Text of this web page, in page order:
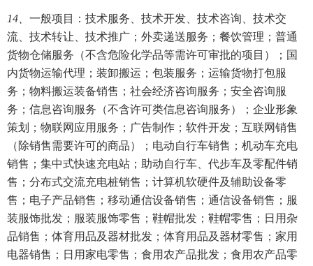
14、 一般项目：技术服务、技术开发、技术咨询、技术交
流、技术转让、技术推广；外卖递送服务；餐饮管理；普通
货物仓储服务（不含危险化学品等需许可审批的项目）；国
内货物运输代理；装卸搬运；包装服务；运输货物打包服
务；物料搬运装备销售；社会经济咨询服务；安全咨询服
务；信息咨询服务（不含许可类信息咨询服务）；企业形象
策划；物联网应用服务；广告制作；软件开发；互联网销售
（除销售需要许可的商品）；电动自行车销售；机动车充电
销售；集中式快速充电站；助动自行车、代步车及零配件销
售；分布式交流充电桩销售；计算机软硬件及辅助设备零
售；电子产品销售；移动通信设备销售；通信设备销售；服
装服饰批发；服装服饰零售；鞋帽批发；鞋帽零售；日用杂
品销售；体育用品及器材批发；体育用品及器材零售；家用
电器销售；日用家电零售；食用农产品批发；食用农产品零